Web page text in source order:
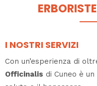
I NOSTRI SERVIZI
Con un’esperienza di
Officinalis di Cuneo è